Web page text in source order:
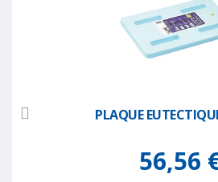
PLAQUE
56,56